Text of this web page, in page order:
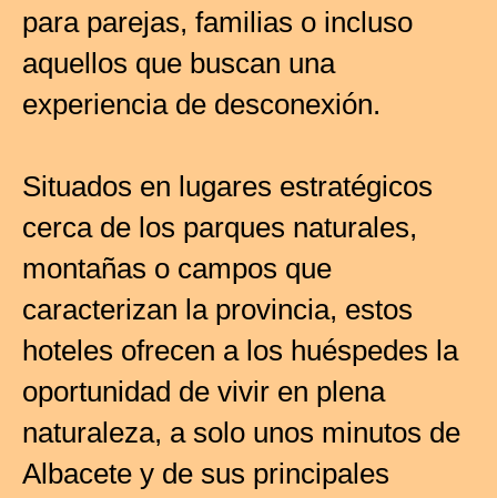
para parejas, familias o incluso
aquellos que buscan una
experiencia de desconexión.
Situados en lugares estratégicos
cerca de los parques naturales,
montañas o campos que
caracterizan la provincia, estos
hoteles ofrecen a los huéspedes la
oportunidad de vivir en plena
naturaleza, a solo unos minutos de
Albacete y de sus principales